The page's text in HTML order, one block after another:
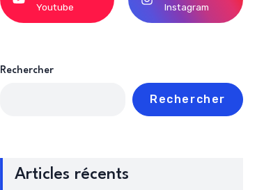
Youtube Instagram
Rechercher
Rechercher
Articles récents